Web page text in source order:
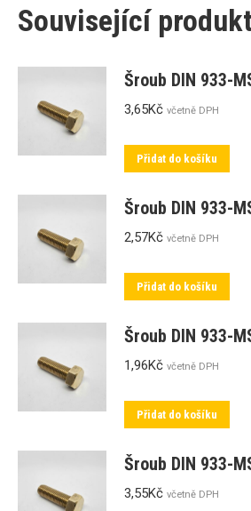
Související
Šroub DIN 933-
3,65Kč včetně DPH
Přidat do košíku
Šroub DIN 933-
2,57Kč včetně DPH
Přidat do košíku
Šroub DIN 933-
1,96Kč včetně DPH
Přidat do košíku
Šroub DIN 933-
3,55Kč včetně DPH